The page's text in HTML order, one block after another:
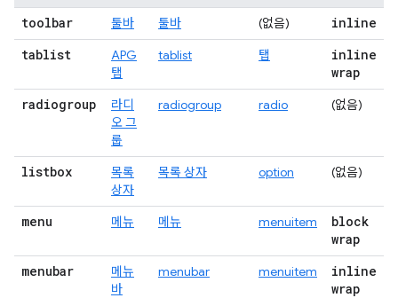
toolbar 툴바 툴바 (없음)
inline
tablist
APG
탭
tablist 탭
inline
wrap
radiogroup
라디
오 그
룹
radiogroup radio (없음)
listbox
목록
상자
목록 상자 option (없음)
menu 메뉴 메뉴 menuitem
block
wrap
menubar
메뉴
바
menubar menuitem
inline
wrap